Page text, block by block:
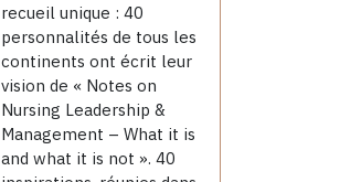
recueil unique : 40
personnalités de tous les
continents ont écrit leur
vision de « Notes on
Nursing Leadership &
Management – What it is
and what it is not ». 40